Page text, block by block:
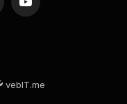
YouTube
vebIT.me